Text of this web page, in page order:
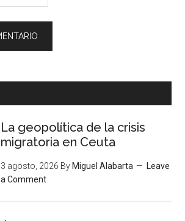
La geopolítica de la crisis
migratoria en Ceuta
3 agosto, 2026 By Miguel Alabarta
Leave
a Comment